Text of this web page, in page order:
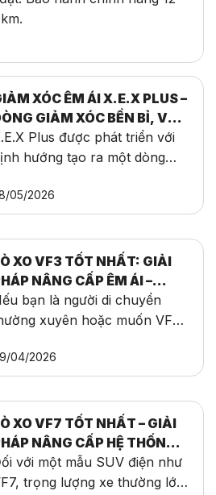
XÓC ÊM ÁI X.E.X PLUS –
GIẢM XÓC BỀN BỈ, VẬN
MƯỢT MÀ CHO MỌI
TRÌNH
Plus được phát triển với
hướng tạo ra một dòng
hiện đại. Không chỉ tập
vào độ mềm mại khi vận
sản phẩm còn được tối
về độ bền, khả năng chịu tải
tính ổn định trong điều kiện
tiết khắc nghiệt.
05/2026
XO VF3 TỐT NHẤT: GIẢI
NÂNG CẤP ÊM ÁI –
CHẮN VỚI X.E.X PLUS
CHO VINFAST VF3
bạn là người di chuyển
xuyên hoặc muốn VF3
nâng cấp Lò xo VF3 tốt
là một hướng đi hợp lý.
04/2026
XO VF7 TỐT NHẤT – GIẢI
NÂNG CẤP HỆ THỐNG
TỐI ƯU CHO VINFAST
TỪ X.E.X PLUS
với một mẫu SUV điện như
trọng lượng xe thường lớn